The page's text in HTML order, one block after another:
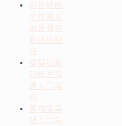
彩铅绘画
全攻略从
风景教程
到选纸秘
诀
零基础彩
铅绘画快
速入门指
南
素描零基
础入门与